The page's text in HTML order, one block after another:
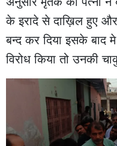
के इरादे से दाख़िल हुए
बन्द कर दिया इसके बाद
विरोध किया तो उनकी